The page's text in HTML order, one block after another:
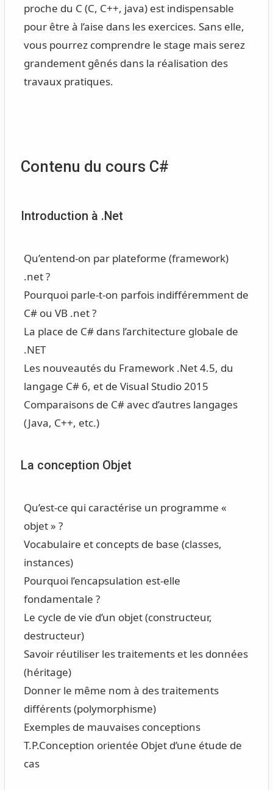
proche du C (C, C++, java) est indispensable
pour être à l’aise dans les exercices. Sans elle,
vous pourrez comprendre le stage mais serez
grandement gênés dans la réalisation des
travaux pratiques.
Contenu du cours C#
Introduction à .Net
Qu’entend-on par plateforme (framework)
.net ?
Pourquoi parle-t-on parfois indifféremment de
C# ou VB .net ?
La place de C# dans l’architecture globale de
.NET
Les nouveautés du Framework .Net 4.5, du
langage C# 6, et de Visual Studio 2015
Comparaisons de C# avec d’autres langages
(Java, C++, etc.)
La conception Objet
Qu’est-ce qui caractérise un programme «
objet » ?
Vocabulaire et concepts de base (classes,
instances)
Pourquoi l’encapsulation est-elle
fondamentale ?
Le cycle de vie d’un objet (constructeur,
destructeur)
Savoir réutiliser les traitements et les données
(héritage)
Donner le même nom à des traitements
différents (polymorphisme)
Exemples de mauvaises conceptions
T.P.Conception orientée Objet d’une étude de
cas